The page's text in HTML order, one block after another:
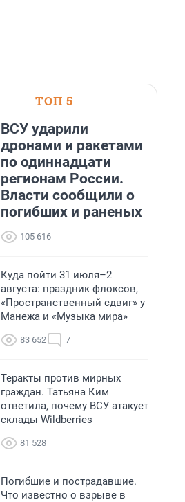
ТОП 5
ВСУ ударили
дронами и ракетами
по одиннадцати
регионам России.
Власти сообщили о
погибших и раненых
105 616
Куда пойти 31 июля–2
августа: праздник флоксов,
«Пространственный сдвиг» у
Манежа и «Музыка мира»
83 652 7
Теракты против мирных
граждан. Татьяна Ким
ответила, почему ВСУ атакует
склады Wildberries
81 528
Погибшие и пострадавшие.
Что известно о взрыве в